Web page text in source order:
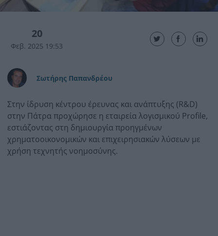
20
Φεβ. 2025 19:53
Σωτήρης Παπανδρέου
Στην ίδρυση κέντρου έρευνας και ανάπτυξης (R&D)
στην Πάτρα προχώρησε η εταιρεία λογισμικού Profile,
εστιάζοντας στη δημιουργία προηγμένων
χρηματοοικονομικών και επιχειρησιακών λύσεων με
χρήση τεχνητής νοημοσύνης.